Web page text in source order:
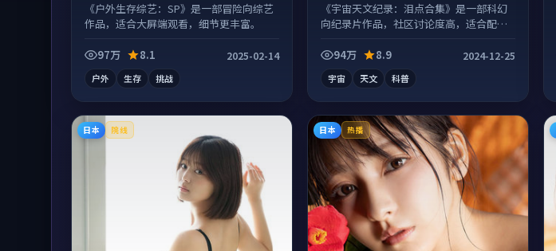
《户外生存综艺：SP》是一部冒险向综艺
作品，适合大屏端观看，细节更丰富。
97万 8.1 2025-02-14
户外 生存 挑战
《宇宙天文纪录：泪点合集》是一部科幻
向纪录片作品，社区讨论度高，适合配弹
94万
8.9 2024-12-25
宇宙 天文 科普
日本 院线 日本 热播